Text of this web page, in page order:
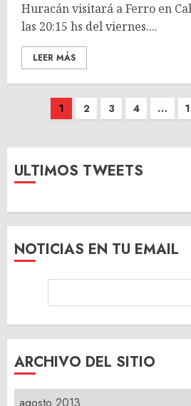
Huracán visitará a Ferro en
las 20:15 hs del viernes....
LEER MÁS
Paginación
entradas
1 2 3 4 …
ULTIMOS TWEETS
NOTICIAS EN TU EMAIL
ARCHIVO DEL SITIO
ARCHIVO